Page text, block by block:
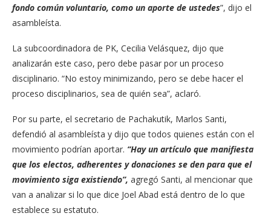
fondo común voluntario, como un aporte de ustedes”, dijo el
asambleísta.
La subcoordinadora de PK, Cecilia Velásquez, dijo que
analizarán este caso, pero debe pasar por un proceso
disciplinario. “No estoy minimizando, pero se debe hacer el
proceso disciplinarios, sea de quién sea”, aclaró.
Por su parte, el secretario de Pachakutik, Marlos Santi,
defendió al asambleísta y dijo que todos quienes están con el
movimiento podrían aportar. “Hay un artículo que manifiesta
que los electos, adherentes y donaciones se den para que el
movimiento siga existiendo”, agregó Santi, al mencionar que
van a analizar si lo que dice Joel Abad está dentro de lo que
establece su estatuto.